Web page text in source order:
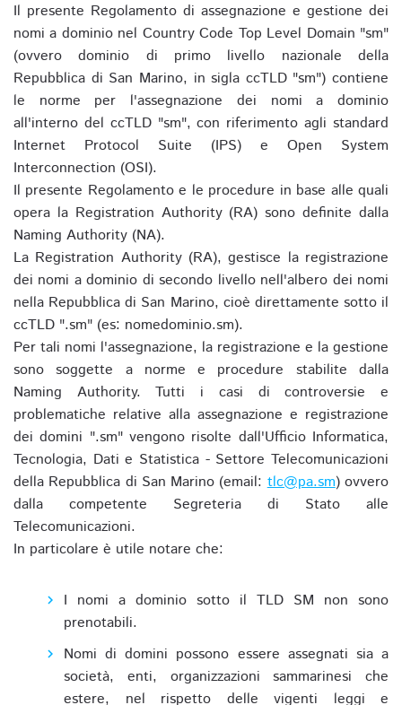
Il presente Regolamento di assegnazione e gestione dei
nomi a dominio nel Country Code Top Level Domain "sm"
(ovvero dominio di primo livello nazionale della
Repubblica di San Marino, in sigla ccTLD "sm") contiene
le norme per l'assegnazione dei nomi a dominio
all'interno del ccTLD "sm", con riferimento agli standard
Internet Protocol Suite (IPS) e Open System
Interconnection (OSI).
Il presente Regolamento e le procedure in base alle quali
opera la Registration Authority (RA) sono definite dalla
Naming Authority (NA).
La Registration Authority (RA), gestisce la registrazione
dei nomi a dominio di secondo livello nell'albero dei nomi
nella Repubblica di San Marino, cioè direttamente sotto il
ccTLD ".sm" (es: nomedominio.sm).
Per tali nomi l'assegnazione, la registrazione e la gestione
sono soggette a norme e procedure stabilite dalla
Naming Authority. Tutti i casi di controversie e
problematiche relative alla assegnazione e registrazione
dei domini ".sm" vengono risolte dall'Ufficio Informatica,
Tecnologia, Dati e Statistica - Settore Telecomunicazioni
della Repubblica di San Marino (email:tlc@pa.sm) ovvero
dalla competente Segreteria di Stato alle
Telecomunicazioni.
In particolare è utile notare che:
I nomi a dominio sotto il TLD SM non sono
prenotabili.
Nomi di domini possono essere assegnati sia a
società, enti, organizzazioni sammarinesi che
estere, nel rispetto delle vigenti leggi e